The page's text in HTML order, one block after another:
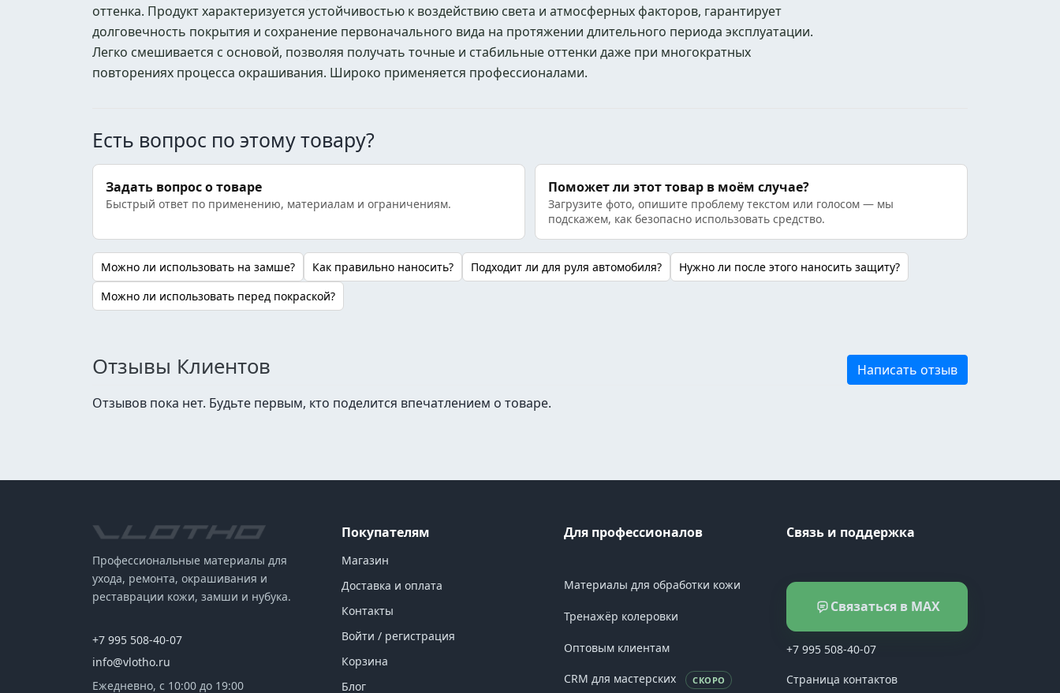
оттенка. Продукт характеризуется устойчивостью к воздействию света и атмосферных факторов, гарантирует
долговечность покрытия и сохранение первоначального вида на протяжении длительного периода эксплуатации.
Легко смешивается с основой, позволяя получать точные и стабильные оттенки даже при многократных
повторениях процесса окрашивания. Широко применяется профессионалами.
Есть вопрос по этому товару?
Задать вопрос о товаре
Быстрый ответ по применению, материалам и ограничениям.
Поможет ли этот товар в моём случае?
Загрузите фото, опишите проблему текстом или голосом — мы
подскажем, как безопасно использовать средство.
Можно ли использовать на замше? Как правильно наносить? Подходит ли для руля автомобиля?
Нужно ли после этого наносить защиту?
Можно ли использовать перед покраской?
Отзывы Клиентов
Написать отзыв
Отзывов пока нет. Будьте первым, кто поделится впечатлением о товаре.
Профессиональные материалы для
ухода, ремонта, окрашивания и
реставрации кожи, замши и нубука.
+7 995 508-40-07
info@vlotho.ru
Ежедневно, с 10:00 до 19:00
Покупателям
Магазин
Доставка и оплата
Контакты
Войти / регистрация
Корзина
Блог
Для профессионалов
Материалы для обработки кожи
Тренажёр колеровки
Оптовым клиентам
CRM для мастерских СКОРО
Связь и поддержка
Связаться в MAX
+7 995 508-40-07
Страница контактов